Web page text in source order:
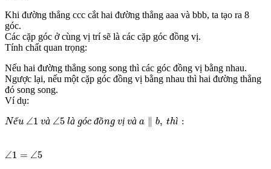
Khi đường thẳng ccc cắt hai đường thẳng aaa và bbb, ta tạo ra 8
góc.
Các cặp góc ở cùng vị trí sẽ là các cặp góc đồng vị.
Tính chất quan trọng:
Nếu hai đường thẳng song song thì các góc đồng vị bằng nhau.
Ngược lại, nếu một cặp góc đồng vị bằng nhau thì hai đường thẳng
đó song song.
Ví dụ:
Nếu ∠1 và ∠5 là góc đồng vị và a ∥ b, thì :
Nếu ∠1 à ∠5 là óc đồn v a , h
∠1 = ∠5
∠1 5